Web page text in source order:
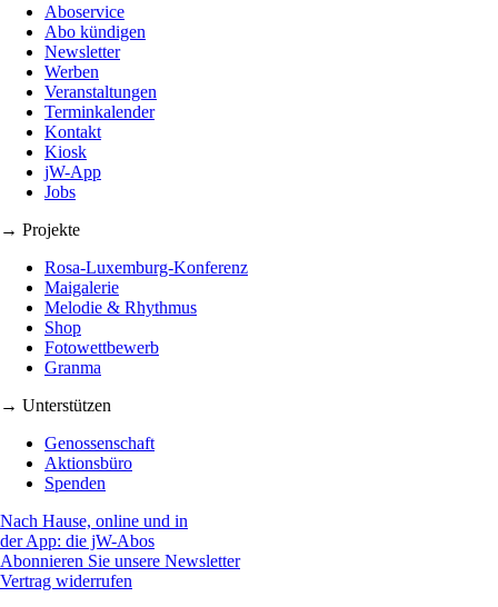
Aboservice
Abo kündigen
Newsletter
Werben
Veranstaltungen
Terminkalender
Kontakt
Kiosk
jW-App
Jobs
→ Projekte
Rosa-Luxemburg-Konferenz
Maigalerie
Melodie & Rhythmus
Shop
Fotowettbewerb
Granma
→ Unterstützen
Genossenschaft
Aktionsbüro
Spenden
Nach Hause, online und in
der App: die jW-Abos
Abonnieren Sie unsere Newsletter
Vertrag widerrufen